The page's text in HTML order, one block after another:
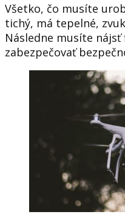
Všetko, čo musíte
tichý, má tepelné,
Následne musíte
zabezpečovať